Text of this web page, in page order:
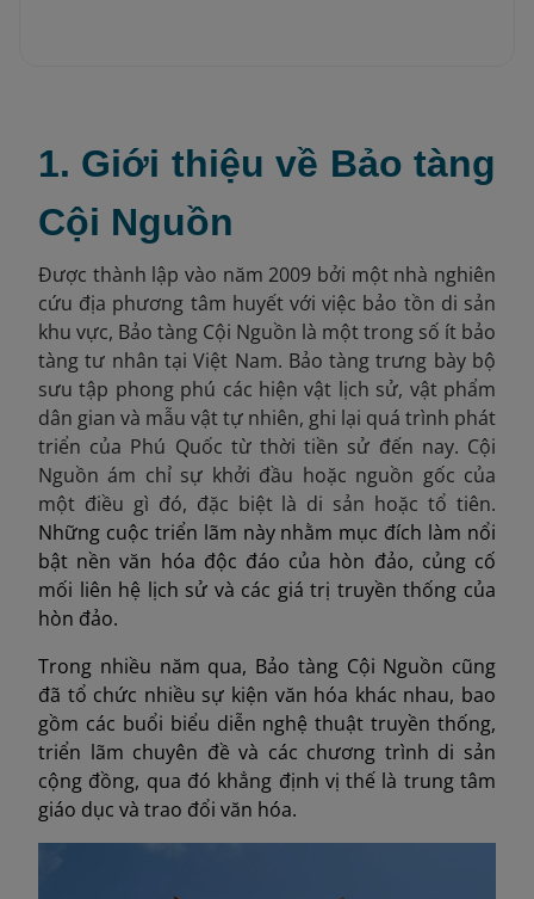
1. Giới thiệu về Bảo tàng
Cội Nguồn
Được thành lập vào năm 2009 bởi một nhà nghiên
cứu địa phương tâm huyết với việc bảo tồn di sản
khu vực, Bảo tàng Cội Nguồn là một trong số ít bảo
tàng tư nhân tại Việt Nam. Bảo tàng trưng bày bộ
sưu tập phong phú các hiện vật lịch sử, vật phẩm
dân gian và mẫu vật tự nhiên, ghi lại quá trình phát
triển của Phú Quốc từ thời tiền sử đến nay. Cội
Nguồn ám chỉ sự khởi đầu hoặc nguồn gốc của
một điều gì đó, đặc biệt là di sản hoặc tổ tiên.
Những cuộc triển lãm này nhằm mục đích làm nổi
bật nền văn hóa độc đáo của hòn đảo, củng cố
mối liên hệ lịch sử và các giá trị truyền thống của
hòn đảo.
Trong nhiều năm qua, Bảo tàng Cội Nguồn cũng
đã tổ chức nhiều sự kiện văn hóa khác nhau, bao
gồm các buổi biểu diễn nghệ thuật truyền thống,
triển lãm chuyên đề và các chương trình di sản
cộng đồng, qua đó khẳng định vị thế là trung tâm
giáo dục và trao đổi văn hóa.